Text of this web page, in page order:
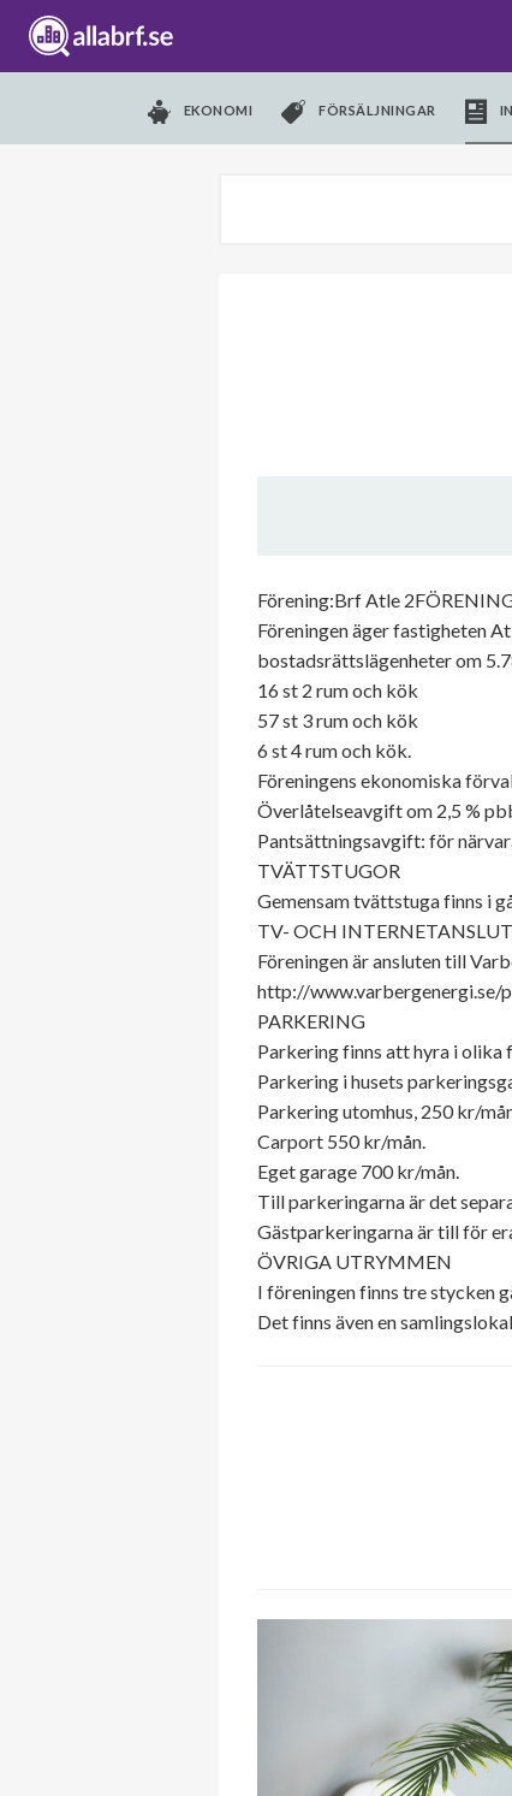
EKONOMI FÖRSÄLJNINGAR
Förening:Brf Atle
Föreningen äger fastigheten
bostadsrättslägenheter om
16 st 2 rum och kök
57 st 3 rum och kök
6 st 4 rum och kök.
Föreningens ekonomiska
Överlåtelseavgift om 2,5 %
Pantsättningsavgift: för
TVÄTTSTUGOR
Gemensam tvättstuga finns i
TV- OCH
Föreningen är ansluten till
http://www.varbergenergi.se/
PARKERING
Parkering finns att hyra i olika
Parkering i husets
Parkering utomhus, 250 kr/
Carport 550 kr/mån.
Eget garage 700 kr/mån.
Till parkeringarna är det
Gästparkeringarna är till för
ÖVRIGA UTRYMMEN
I föreningen finns tre stycken
Det finns även en